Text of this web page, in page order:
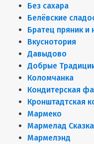
Без сахара
Белёвские
Братец пряник и
Вкуснотория
Давыдово
Добрые
Коломчанка
Кондитерская
Кронштадтская
Мармеко
Мармелад Сказка
Мармелэнд